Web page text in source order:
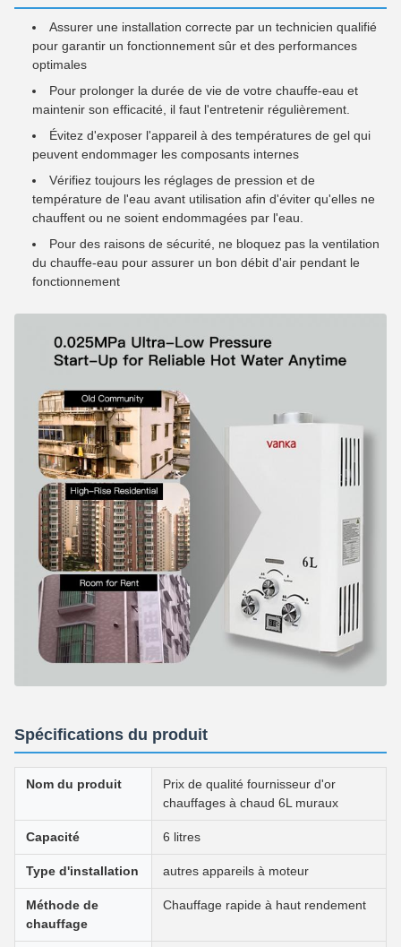
Assurer une installation correcte par un technicien qualifié
pour garantir un fonctionnement sûr et des performances
optimales
Pour prolonger la durée de vie de votre chauffe-eau et
maintenir son efficacité, il faut l'entretenir régulièrement.
Évitez d'exposer l'appareil à des températures de gel qui
peuvent endommager les composants internes
Vérifiez toujours les réglages de pression et de
température de l'eau avant utilisation afin d'éviter qu'elles ne
chauffent ou ne soient endommagées par l'eau.
Pour des raisons de sécurité, ne bloquez pas la ventilation
du chauffe-eau pour assurer un bon débit d'air pendant le
fonctionnement
Spécifications du produit
Nom du produit
Prix de qualité fournisseur d'or
chauffages à chaud 6L muraux
Capacité 6 litres
Type d'installation autres appareils à moteur
Méthode de
chauffage
Chauffage rapide à haut rendement